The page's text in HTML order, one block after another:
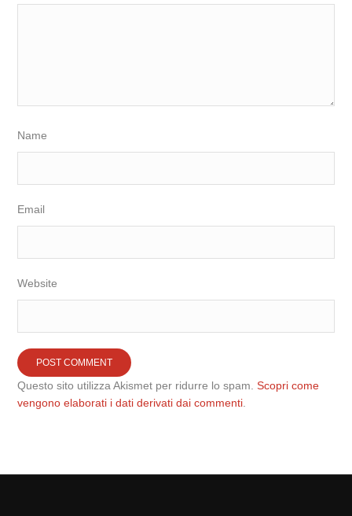
Name
Email
Website
Questo sito utilizza Akismet per ridurre lo spam.Scopri come
vengono elaborati i dati derivati dai commenti